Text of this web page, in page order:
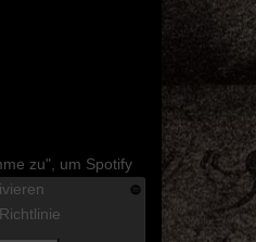
zu", um Spotify